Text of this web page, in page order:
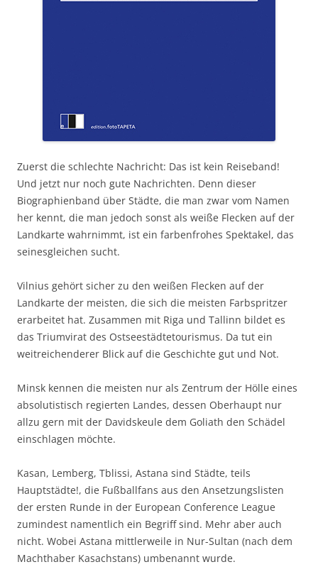
Zuerst die schlechte Nachricht: Das ist kein Reiseband!
Und jetzt nur noch gute Nachrichten. Denn dieser
Biographienband über Städte, die man zwar vom Namen
her kennt, die man jedoch sonst als weiße Flecken auf der
Landkarte wahrnimmt, ist ein farbenfrohes Spektakel, das
seinesgleichen sucht.
Vilnius gehört sicher zu den weißen Flecken auf der
Landkarte der meisten, die sich die meisten Farbspritzer
erarbeitet hat. Zusammen mit Riga und Tallinn bildet es
das Triumvirat des Ostseestädtetourismus. Da tut ein
weitreichenderer Blick auf die Geschichte gut und Not.
Minsk kennen die meisten nur als Zentrum der Hölle eines
absolutistisch regierten Landes, dessen Oberhaupt nur
allzu gern mit der Davidskeule dem Goliath den Schädel
einschlagen möchte.
Kasan, Lemberg, Tblissi, Astana sind Städte, teils
Hauptstädte!, die Fußballfans aus den Ansetzungslisten
der ersten Runde in der European Conference League
zumindest namentlich ein Begriff sind. Mehr aber auch
nicht. Wobei Astana mittlerweile in Nur-Sultan (nach dem
Machthaber Kasachstans) umbenannt wurde.